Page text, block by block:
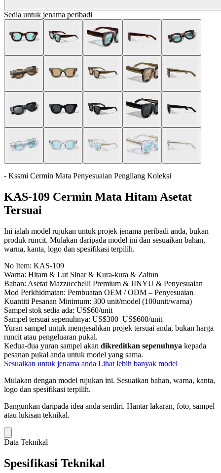
Sedia untuk jenama peribadi
- Kssmi Cermin Mata Penyesuaian Pengilang Koleksi
KAS-109 Cermin Mata Hitam Asetat
Tersuai
Ini ialah model rujukan untuk projek jenama peribadi anda, bukan
produk runcit. Mulakan daripada model ini dan sesuaikan bahan,
warna, kanta, logo dan spesifikasi terpilih.
No Item: KAS-109
Warna: Hitam & Lut Sinar & Kura-kura & Zaitun
Bahan: Asetat Mazzucchelli Premium & JINYU & Penyesuaian
Mod Perkhidmatan: Pembuatan OEM / ODM – Penyesuaian
Kuantiti Pesanan Minimum: 300 unit/model (100unit/warna)
Sampel stok sedia ada: US$60/unit
Sampel tersuai sepenuhnya: US$300–US$600/unit
Yuran sampel untuk mengesahkan projek tersuai anda, bukan harga
runcit atau pengeluaran pukal.
Kedua-dua yuran sampel akan dikreditkan sepenuhnya kepada
pesanan pukal anda untuk model yang sama.
Sesuaikan untuk jenama anda Lihat lebih banyak model
Mulakan dengan model rujukan ini. Sesuaikan bahan, warna, kanta,
logo dan spesifikasi terpilih.
Bangunkan daripada idea anda sendiri. Hantar lakaran, foto, sampel
atau lukisan teknikal.
Data Teknikal
Spesifikasi Teknikal